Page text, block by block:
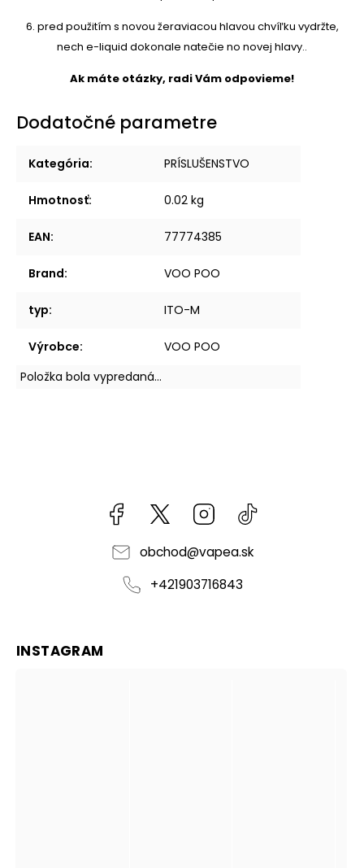
6. pred použitím s novou žeraviacou hlavou chvíľku vydržte,
nech e-liquid dokonale natečie no novej hlavy..
Ak máte otázky, radi Vám odpovieme!
Dodatočné parametre
Kategória: PRÍSLUŠENSTVO
Hmotnosť: 0.02 kg
EAN: 77774385
Brand: VOO POO
typ: ITO-M
Výrobce:
VOO POO
Položka bola vypredaná…
Facebook kzifcak85131Instagram
obchod@vapea.sk
+421903716843
INSTAGRAM